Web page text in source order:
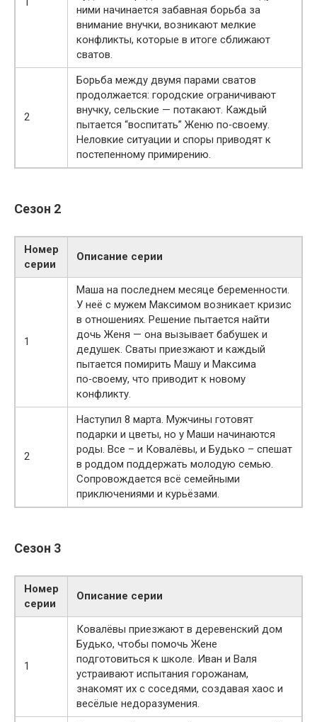
ними начинается забавная борьба за
внимание внучки, возникают мелкие
конфликты, которые в итоге сближают
сватов.
2
Борьба между двумя парами сватов
продолжается: городские ограничивают
внучку, сельские — потакают. Каждый
пытается “воспитать” Женю по‑своему.
Неловкие ситуации и споры приводят к
постепенному примирению.
Сезон 2
Номер
серии
Описание серии
1
Маша на последнем месяце беременности.
У неё с мужем Максимом возникает кризис
в отношениях. Решение пытается найти
дочь Женя — она вызывает бабушек и
дедушек. Сваты приезжают и каждый
пытается помирить Машу и Максима
по‑своему, что приводит к новому
конфликту.
2
Наступил 8 марта. Мужчины готовят
подарки и цветы, но у Маши начинаются
роды. Все – и Ковалёвы, и Будько – спешат
в роддом поддержать молодую семью.
Сопровождается всё семейными
приключениями и курьёзами.
Сезон 3
Номер
серии
Описание серии
1
Ковалёвы приезжают в деревенский дом
Будько, чтобы помочь Жене
подготовиться к школе. Иван и Валя
устраивают испытания горожанам,
знакомят их с соседями, создавая хаос и
весёлые недоразумения.